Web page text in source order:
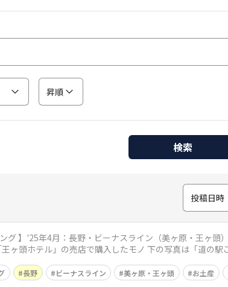
昇順
検索
投稿日時
4月：長野・ビーナスライン（美ヶ原・王ヶ頭）⑳お土産 今回も【トラベルライティング 】
テル」の売店で購入したモノ 下の写真は「道の駅こぶちざわ」で購入した
長野 ビーナスライン 美ヶ原・王ヶ頭 お土産